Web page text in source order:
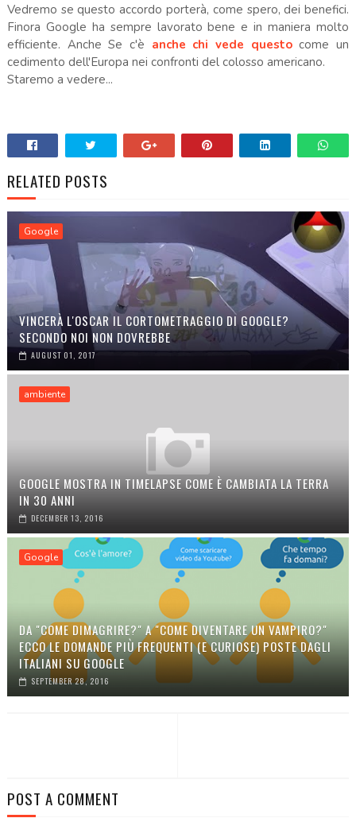
Vedremo se questo accordo porterà, come spero, dei benefici.
Finora Google ha sempre lavorato bene e in maniera molto
efficiente. Anche Se c'è anche chi vede questocome un
cedimento dell'Europa nei confronti del colosso americano.
Staremo a vedere...
RELATED POSTS
Google
VINCERÀ L'OSCAR IL CORTOMETRAGGIO DI GOOGLE?
SECONDO NOI NON DOVREBBE
AUGUST 01, 2017
ambiente
GOOGLE MOSTRA IN TIMELAPSE COME È CAMBIATA LA TERRA
IN 30 ANNI
DECEMBER 13, 2016
Google
DA "COME DIMAGRIRE?" A "COME DIVENTARE UN VAMPIRO?"
ECCO LE DOMANDE PIÙ FREQUENTI (E CURIOSE) POSTE DAGLI
ITALIANI SU GOOGLE
SEPTEMBER 28, 2016
POST A COMMENT